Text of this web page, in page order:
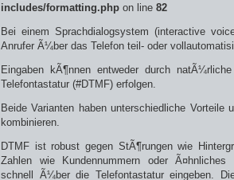
includes/formatting.php on line 82
Bei einem Sprachdialogsystem (interactive
Anrufer Ã¼ber das Telefon teil- oder
Eingaben kÃ¶nnen entweder durch
Telefontastatur (#DTMF) erfolgen.
Beide Varianten haben unterschiedliche
kombinieren.
DTMF ist robust gegen StÃ¶rungen wie
Zahlen wie Kundennummern oder
schnell Ã¼ber die Telefontastatur eingeben.